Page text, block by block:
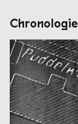
Chronologie